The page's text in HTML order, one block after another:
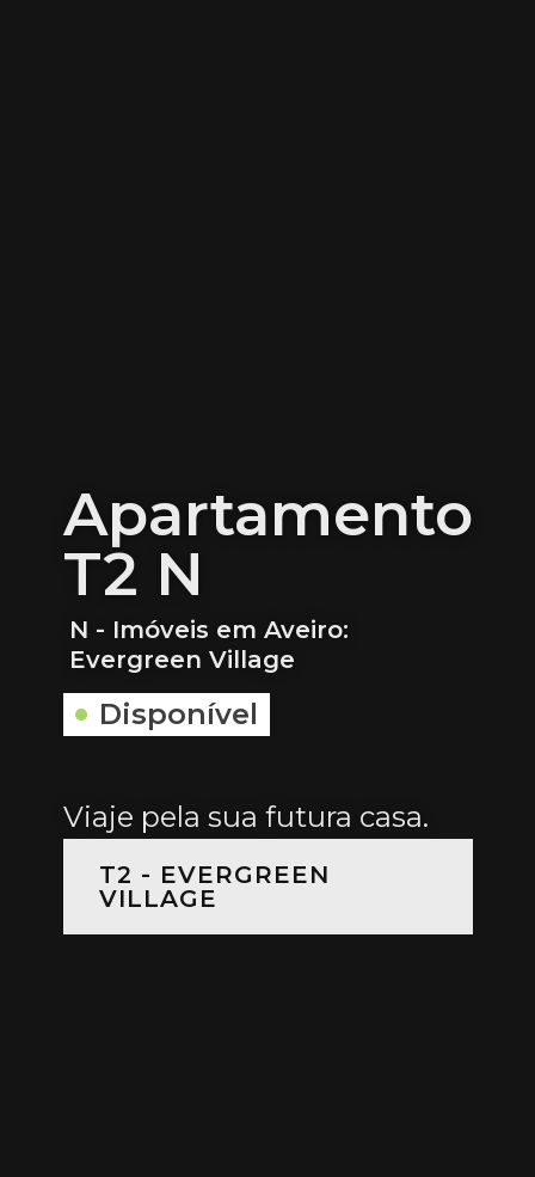
Apartamento
T2 N
N - Imóveis em Aveiro:
Evergreen Village
Disponível
Viaje pela sua futura casa.
T2 - EVERGREEN
VILLAGE